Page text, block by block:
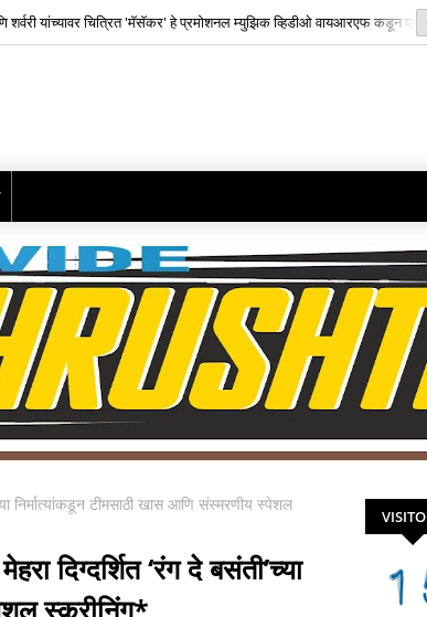
संगीत क्षेत्रातील नव्या पिढीतील प्रतिभांना घडवण्यासाठी ‘राह रेकॉर्ड्स’ची
निर्मात्यांकडून टीमसाठी खास आणि संस्मरणीय स्पेशल
दिग्दर्शित ‘रंग दे बसंती’च्या
स्क्रीनिंग*